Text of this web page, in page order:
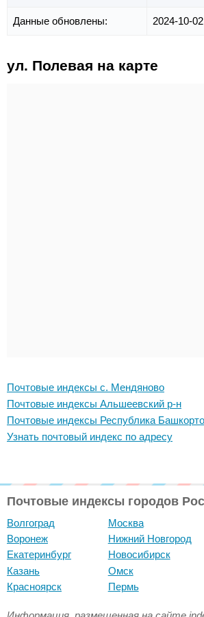
Данные обновлены: 2024-10-
ул. Полевая на карте
Почтовые индексы с. Мендяново
Почтовые индексы Альшеевский р-н
Почтовые индексы Республика
Узнать почтовый индекс по адресу
Почтовые индексы городов
Волгоград
Воронеж
Екатеринбург
Казань
Красноярск
Москва
Нижний Новгород
Новосибирск
Омск
Пермь